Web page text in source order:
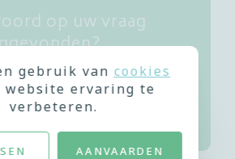
op uw vraag
CONTACTEER ONS
gebruik van cookies
website ervaring te
verbeteren.
AANVAARDEN